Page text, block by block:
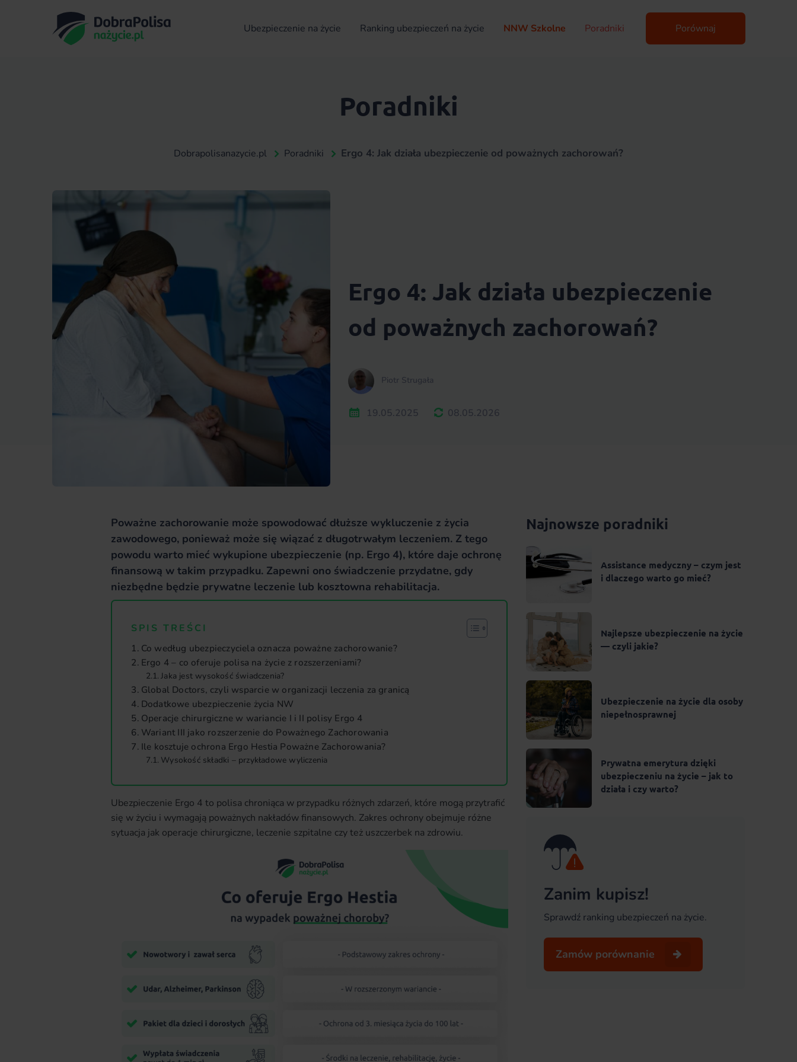
Ubezpieczenie na życie Ranking ubezpieczeń na życie NNW Szkolne Poradniki Porównaj
Poradniki
Dobrapolisanazycie.pl Poradniki Ergo 4: Jak działa ubezpieczenie od poważnych zachorowań?
Ergo 4: Jak działa ubezpieczenie
od poważnych zachorowań?
Piotr Strugała
19.05.2025 08.05.2026
Poważne zachorowanie może spowodować dłuższe wykluczenie z życia
zawodowego, ponieważ może się wiązać z długotrwałym leczeniem. Z tego
powodu warto mieć wykupione ubezpieczenie (np. Ergo 4), które daje ochronę
finansową w takim przypadku. Zapewni ono świadczenie przydatne, gdy
niezbędne będzie prywatne leczenie lub kosztowna rehabilitacja.
SPIS TREŚCI
Co według ubezpieczyciela oznacza poważne zachorowanie?
Ergo 4 – co oferuje polisa na życie z rozszerzeniami?
Jaka jest wysokość świadczenia?
Global Doctors, czyli wsparcie w organizacji leczenia za granicą
Dodatkowe ubezpieczenie życia NW
Operacje chirurgiczne w wariancie I i II polisy Ergo 4
Wariant III jako rozszerzenie do Poważnego Zachorowania
Ile kosztuje ochrona Ergo Hestia Poważne Zachorowania?
Wysokość składki – przykładowe wyliczenia
Ubezpieczenie Ergo 4 to polisa chroniąca w przypadku różnych zdarzeń, które mogą przytrafić
się w życiu i wymagają poważnych nakładów finansowych. Zakres ochrony obejmuje różne
sytuacja jak operacje chirurgiczne, leczenie szpitalne czy też uszczerbek na zdrowiu.
Najnowsze poradniki
Assistance medyczny – czym jest
i dlaczego warto go mieć?
Najlepsze ubezpieczenie na życie
— czyli jakie?
Ubezpieczenie na życie dla osoby
niepełnosprawnej
Prywatna emerytura dzięki
ubezpieczeniu na życie – jak to
działa i czy warto?
Zanim kupisz!
Sprawdź ranking ubezpieczeń na życie.
Zamów porównanie